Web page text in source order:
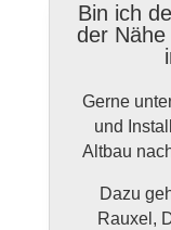
Bin ich
der
Gerne
und
Altbau
Dazu
Rauxel,